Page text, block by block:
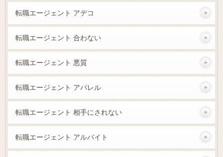
転職エージェント アデコ
転職エージェント 合わない
転職エージェント 悪質
転職エージェント アパレル
転職エージェント 相手にされない
転職エージェント アルバイト